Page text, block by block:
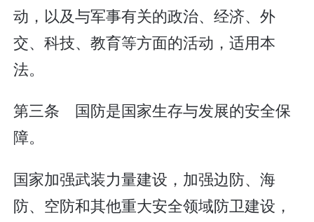
动，以及与军事有关的政治、经济、外
交、科技、教育等方面的活动，适用本
法。
第三条 国防是国家生存与发展的安全保
障。
国家加强武装力量建设，加强边防、海
防、空防和其他重大安全领域防卫建设，